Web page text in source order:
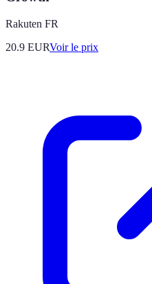
Rakuten FR
20.9 EURVoir le prix